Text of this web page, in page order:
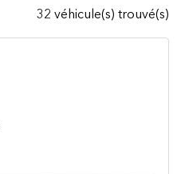
32 véhicule(s) trouvé(s)